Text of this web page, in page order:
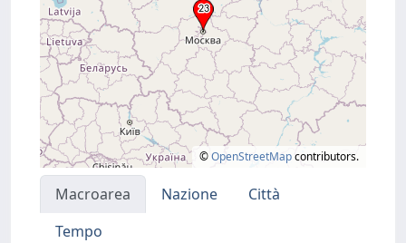
©OpenStreetMapcontributors.
Macroarea Nazione
Città
Tempo